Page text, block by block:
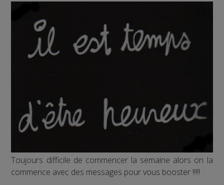
Toujours difficile de commencer la semaine alors on la
commence avec des messages pour vous booster !!!!!